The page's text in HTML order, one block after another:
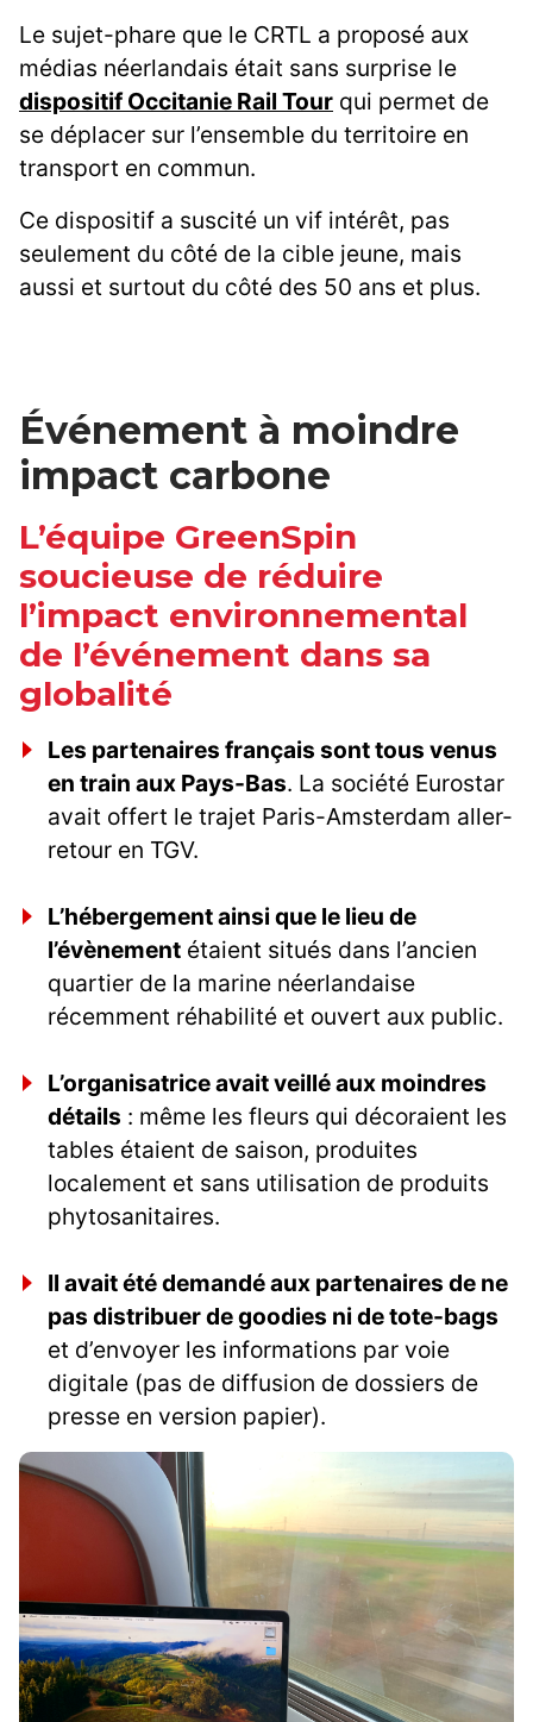
Le sujet-phare que le CRTL a proposé aux
médias néerlandais était sans surprise le
dispositif Occitanie Rail Tour qui permet de
se déplacer sur l’ensemble du territoire en
transport en commun.
Ce dispositif a suscité un vif intérêt, pas
seulement du côté de la cible jeune, mais
aussi et surtout du côté des 50 ans et plus.
Événement à moindre
impact carbone
L’équipe GreenSpin
soucieuse de réduire
l’impact environnemental
de l’événement dans sa
globalité
Les partenaires français sont tous venus
en train aux Pays-Bas. La société Eurostar
avait offert le trajet Paris-Amsterdam aller-
retour en TGV.
L’hébergement ainsi que le lieu de
l’évènement étaient situés dans l’ancien
quartier de la marine néerlandaise
récemment réhabilité et ouvert aux public.
L’organisatrice avait veillé aux moindres
détails : même les fleurs qui décoraient les
tables étaient de saison, produites
localement et sans utilisation de produits
phytosanitaires.
Il avait été demandé aux partenaires de ne
pas distribuer de goodies ni de tote-bags
et d’envoyer les informations par voie
digitale (pas de diffusion de dossiers de
presse en version papier).